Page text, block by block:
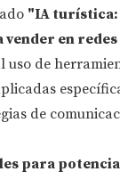
"IA turística:
en redes
uso de
de
para